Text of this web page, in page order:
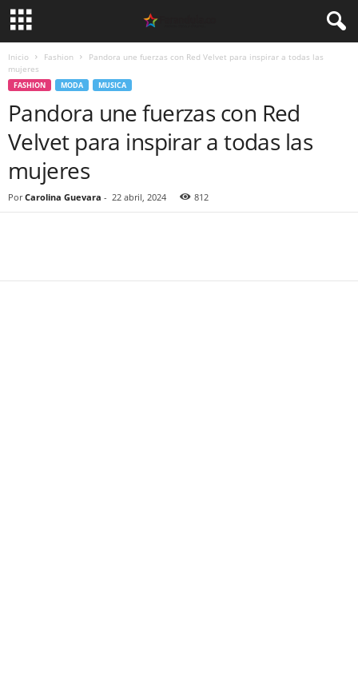
Inicio Fashion
Pandora une fuerzas con Red Velvet para inspirar a todas las
mujeres
FASHION MODA MUSICA
Pandora une fuerzas con Red
Velvet para inspirar a todas las
mujeres
Por Carolina Guevara - 22 abril, 2024 812